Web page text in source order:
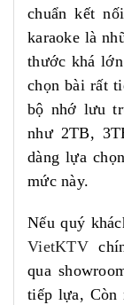
chuẩn kết
karaoke là
thước khá
chọn bài rất
bộ nhớ lưu
như 2TB,
dàng lựa
mức này.
Nếu quý
VietKTV
qua
tiếp lựa, Còn